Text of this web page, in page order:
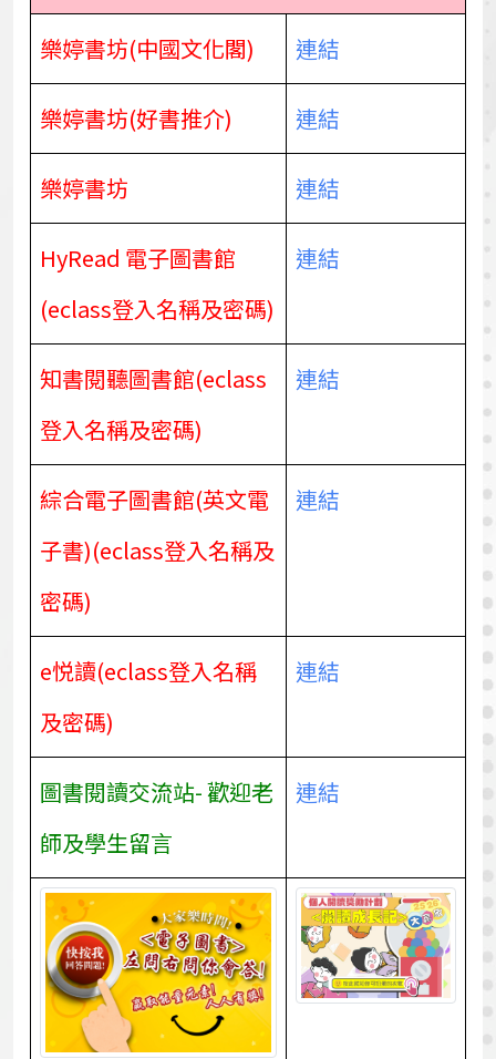
樂婷書坊(中國文化閣) 連結
樂婷書坊(好書推介) 連結
樂婷書坊 連結
HyRead 電子圖書館
(eclass登入名稱及密碼)
連結
知書閱聽圖書館(eclass
登入名稱及密碼)
連結
綜合電子圖書館(英文電
子書)(eclass登入名稱及
密碼)
連結
e悦讀(eclass登入名稱
及密碼)
連結
圖書閱讀交流站- 歡迎老
師及學生留言
連結